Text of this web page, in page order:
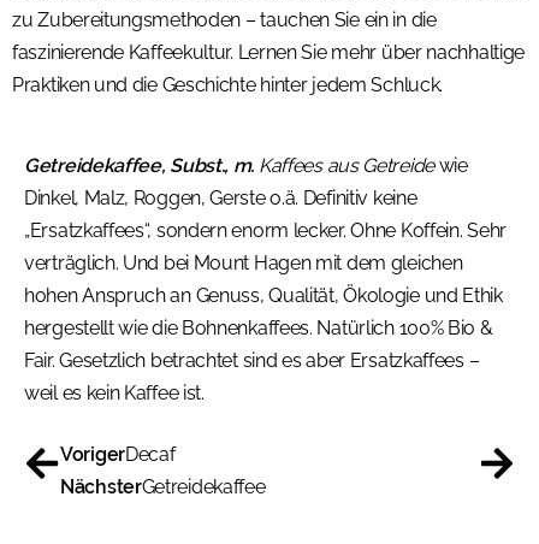
zu Zubereitungsmethoden – tauchen Sie ein in die
faszinierende Kaffeekultur. Lernen Sie mehr über nachhaltige
Praktiken und die Geschichte hinter jedem Schluck.
Getreidekaffee, Subst., m. Kaffees aus Getreidewie
Dinkel, Malz, Roggen, Gerste o.ä. Definitiv keine
„Ersatzkaffees“, sondern enorm lecker. Ohne Koffein. Sehr
verträglich. Und bei Mount Hagen mit dem gleichen
hohen Anspruch an Genuss, Qualität, Ökologie und Ethik
hergestellt wie die Bohnenkaffees. Natürlich 100% Bio &
Fair. Gesetzlich betrachtet sind es aber Ersatzkaffees –
weil es kein Kaffee ist.
VorigerDecaf
NächsterGetreidekaffee